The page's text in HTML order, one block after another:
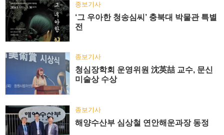
종보기사
‘그 우아한 청송심씨’ 충북대 박물관 특별
전
종보기사
청심장학회 운영위원 沈英喆 교수, 문신
미술상 수상
종보기사
해양수산부 심상철 연안해운과장 동정